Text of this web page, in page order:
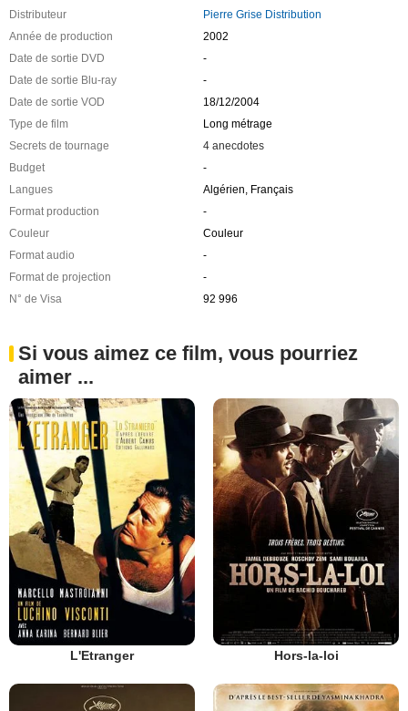
Distributeur
Pierre Grise Distribution
Année de production
2002
Date de sortie DVD
-
Date de sortie Blu-ray
-
Date de sortie VOD
18/12/2004
Type de film
Long métrage
Secrets de tournage
4 anecdotes
Budget
-
Langues
Algérien, Français
Format production
-
Couleur
Couleur
Format audio
-
Format de projection
-
N° de Visa
92 996
Si vous aimez ce film, vous pourriez
aimer ...
L'Etranger Hors-la-loi